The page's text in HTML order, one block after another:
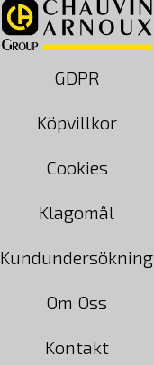
GDPR
Köpvillkor
Cookies
Klagomål
Kundundersökning
Om Oss
Kontakt